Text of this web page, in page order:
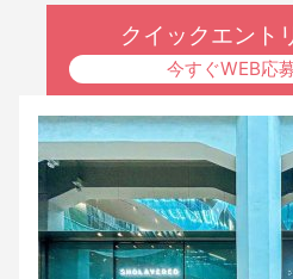
クイックエント
今すぐWEB応